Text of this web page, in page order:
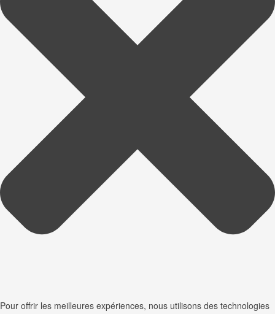
Pour offrir les meilleures expériences, nous utilisons des technologies